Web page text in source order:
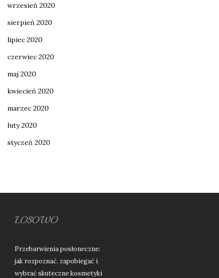
wrzesień 2020
sierpień 2020
lipiec 2020
czerwiec 2020
maj 2020
kwiecień 2020
marzec 2020
luty 2020
styczeń 2020
LOSOWO
Przebarwienia posłoneczne:
jak rozpoznać, zapobiegać i
wybrać skuteczne kosmetyki